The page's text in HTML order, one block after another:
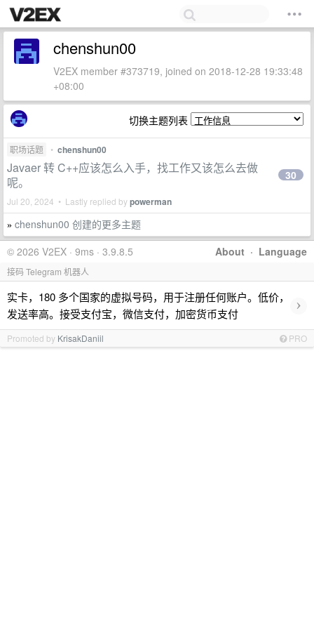
chenshun00
V2EX member #373719, joined on 2018-12-28 19:33:48
+08:00
切换主题列表
职场话题 • chenshun00
Javaer 转 C++应该怎么入手，找工作又该怎么去做
呢。
Jul 20, 2024 • Lastly replied bypowerman
30
» chenshun00 创建的更多主题
About · Language
© 2026 V2EX · 9ms · 3.9.8.5
接码 Telegram 机器人
实卡，180 多个国家的虚拟号码，用于注册任何账户。低价，
发送率高。接受支付宝，微信支付，加密货币支付
›
Promoted by KrisakDaniil PRO